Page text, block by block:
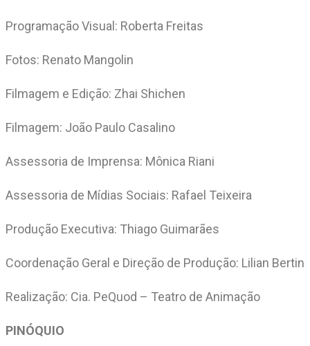
Programação Visual: Roberta Freitas
Fotos: Renato Mangolin
Filmagem e Edição: Zhai Shichen
Filmagem: João Paulo Casalino
Assessoria de Imprensa: Mônica Riani
Assessoria de Mídias Sociais: Rafael Teixeira
Produção Executiva: Thiago Guimarães
Coordenação Geral e Direção de Produção: Lilian Bertin
Realização: Cia. PeQuod – Teatro de Animação
PINÓQUIO